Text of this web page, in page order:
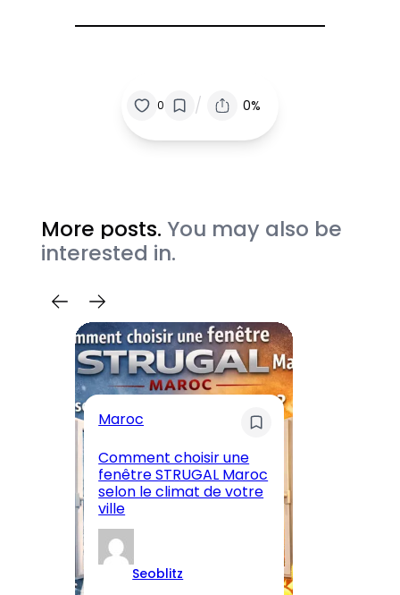
0 / 0%
More posts. You may also be
interested in.
Maroc
Comment choisir une
fenêtre STRUGAL Maroc
selon le climat de votre
ville
Seoblitz